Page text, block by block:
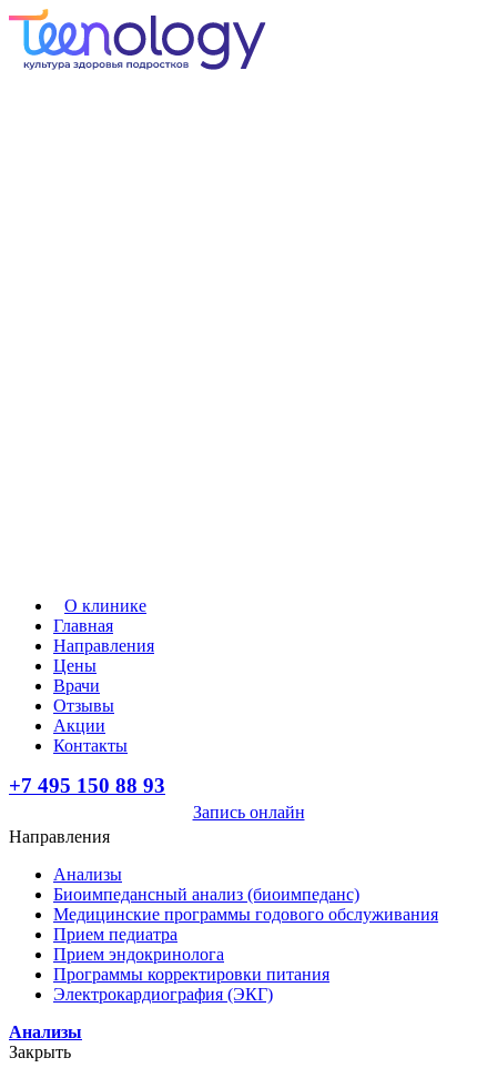
О клинике
Главная
Направления
Цены
Врачи
Отзывы
Акции
Контакты
+7 495 150 88 93
Запись онлайн
Направления
Анализы
Биоимпедансный анализ (биоимпеданс)
Медицинские программы годового обслуживания
Прием педиатра
Прием эндокринолога
Программы корректировки питания
Электрокардиография (ЭКГ)
Анализы
Закрыть